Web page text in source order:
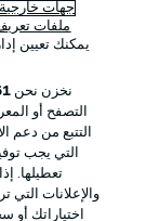
الإعلانات
شروط
الوظائف
تواصل معنا
جهات خارجية
ملفات
يمكنك تعيين
نخزن نحن
التصفح أو
التتبع من دعم
التي يجب
تعطيلها.
والإعلانات التي
اختياراتك